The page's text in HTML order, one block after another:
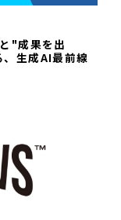
"成果を出
生成AI最前線